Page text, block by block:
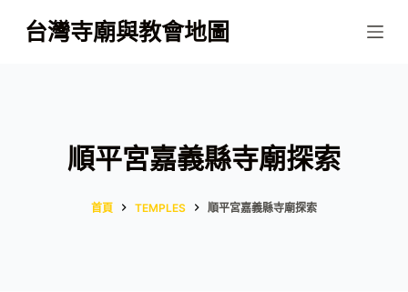
跳
至
台灣寺廟與教會地圖
順平宮嘉義縣寺廟探索
首頁 TEMPLES 順平宮嘉義縣寺廟探索